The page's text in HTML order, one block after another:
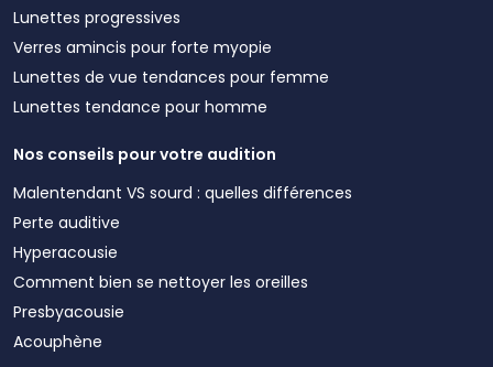
Lunettes progressives
Verres amincis pour forte myopie
Lunettes de vue tendances pour femme
Lunettes tendance pour homme
Nos conseils pour votre audition
Malentendant VS sourd : quelles différences
Perte auditive
Hyperacousie
Comment bien se nettoyer les oreilles
Presbyacousie
Acouphène